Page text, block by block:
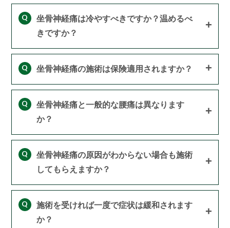
Q
坐骨神経痛は冷やすべきですか？温めるべ
きですか？
Q 坐骨神経痛の施術は保険適用されますか？
Q
坐骨神経痛と一般的な腰痛は異なります
か？
Q
坐骨神経痛の原因がわからない場合も施術
してもらえますか？
Q
施術を受ければ一度で症状は緩和されます
か？